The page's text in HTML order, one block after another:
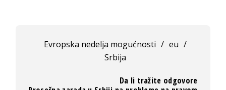
Evropska nedelja mogućnosti / eu /
Srbija
Da li tražite odgovore